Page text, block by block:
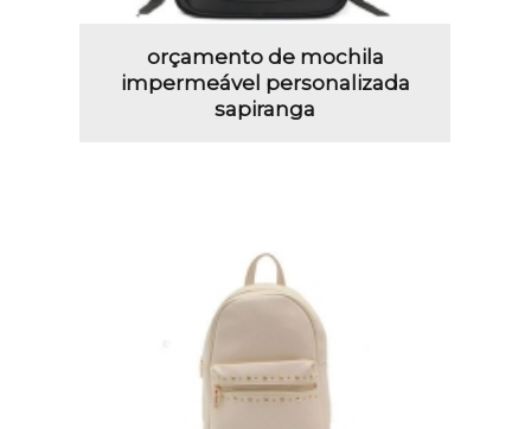
orçamento de mochila
impermeável personalizada
sapiranga